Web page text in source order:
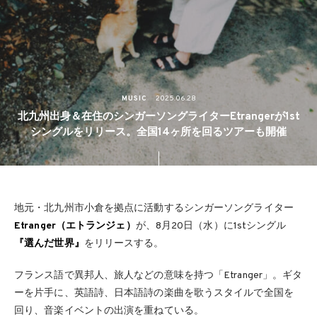
MUSIC 2025.06.28
北九州出身＆在住のシンガーソングライターEtrangerが1st
シングルをリリース。全国14ヶ所を回るツアーも開催
地元・北九州市小倉を拠点に活動するシンガーソングライター
Etranger（エトランジェ） が、8月20日（水）に1stシングル
『選んだ世界』 をリリースする。
フランス語で異邦人、旅人などの意味を持つ「Etranger」。ギタ
ーを片手に、英語詩、日本語詩の楽曲を歌うスタイルで全国を
回り、音楽イベントの出演を重ねている。